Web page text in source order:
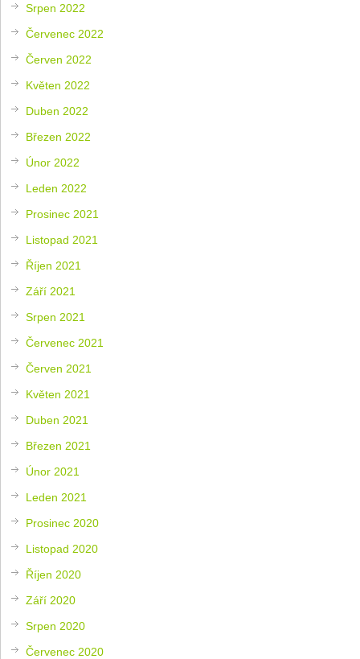
Srpen 2022
Červenec 2022
Červen 2022
Květen 2022
Duben 2022
Březen 2022
Únor 2022
Leden 2022
Prosinec 2021
Listopad 2021
Říjen 2021
Září 2021
Srpen 2021
Červenec 2021
Červen 2021
Květen 2021
Duben 2021
Březen 2021
Únor 2021
Leden 2021
Prosinec 2020
Listopad 2020
Říjen 2020
Září 2020
Srpen 2020
Červenec 2020